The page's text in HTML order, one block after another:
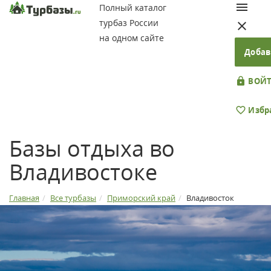
Полный каталог
турбаз России
на одном сайте
Базы отдыха во
Владивостоке
Главная Все турбазы Приморский край Владивосток